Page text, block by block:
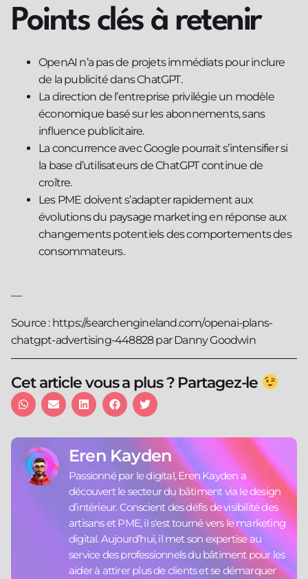
Points clés à retenir
OpenAI n’a pas de projets immédiats pour inclure
de la publicité dans ChatGPT.
La direction de l’entreprise privilégie un modèle
économique basé sur les abonnements, sans
influence publicitaire.
La concurrence avec Google pourrait s’intensifier si
la base d’utilisateurs de ChatGPT continue de
croître.
Les PME doivent s’adapter rapidement aux
évolutions du paysage marketing en réponse aux
changements potentiels des comportements des
consommateurs.
—
Source : https://searchengineland.com/openai-plans-
chatgpt-advertising-448828 par Danny Goodwin
Cet article vous a plus ? Partagez-le
Eren Kayden
Passionné par le digital, Eren Kayden a
découvert le secteur du bâtiment via le design
d’intérieur. Conscient des défis de visibilité des
artisans et PME, il s'est tourné vers le marketing
digital. Aujourd’hui, il met son expertise au
service des professionnels du bâtiment pour les
aider à attirer plus de clients et se démarquer